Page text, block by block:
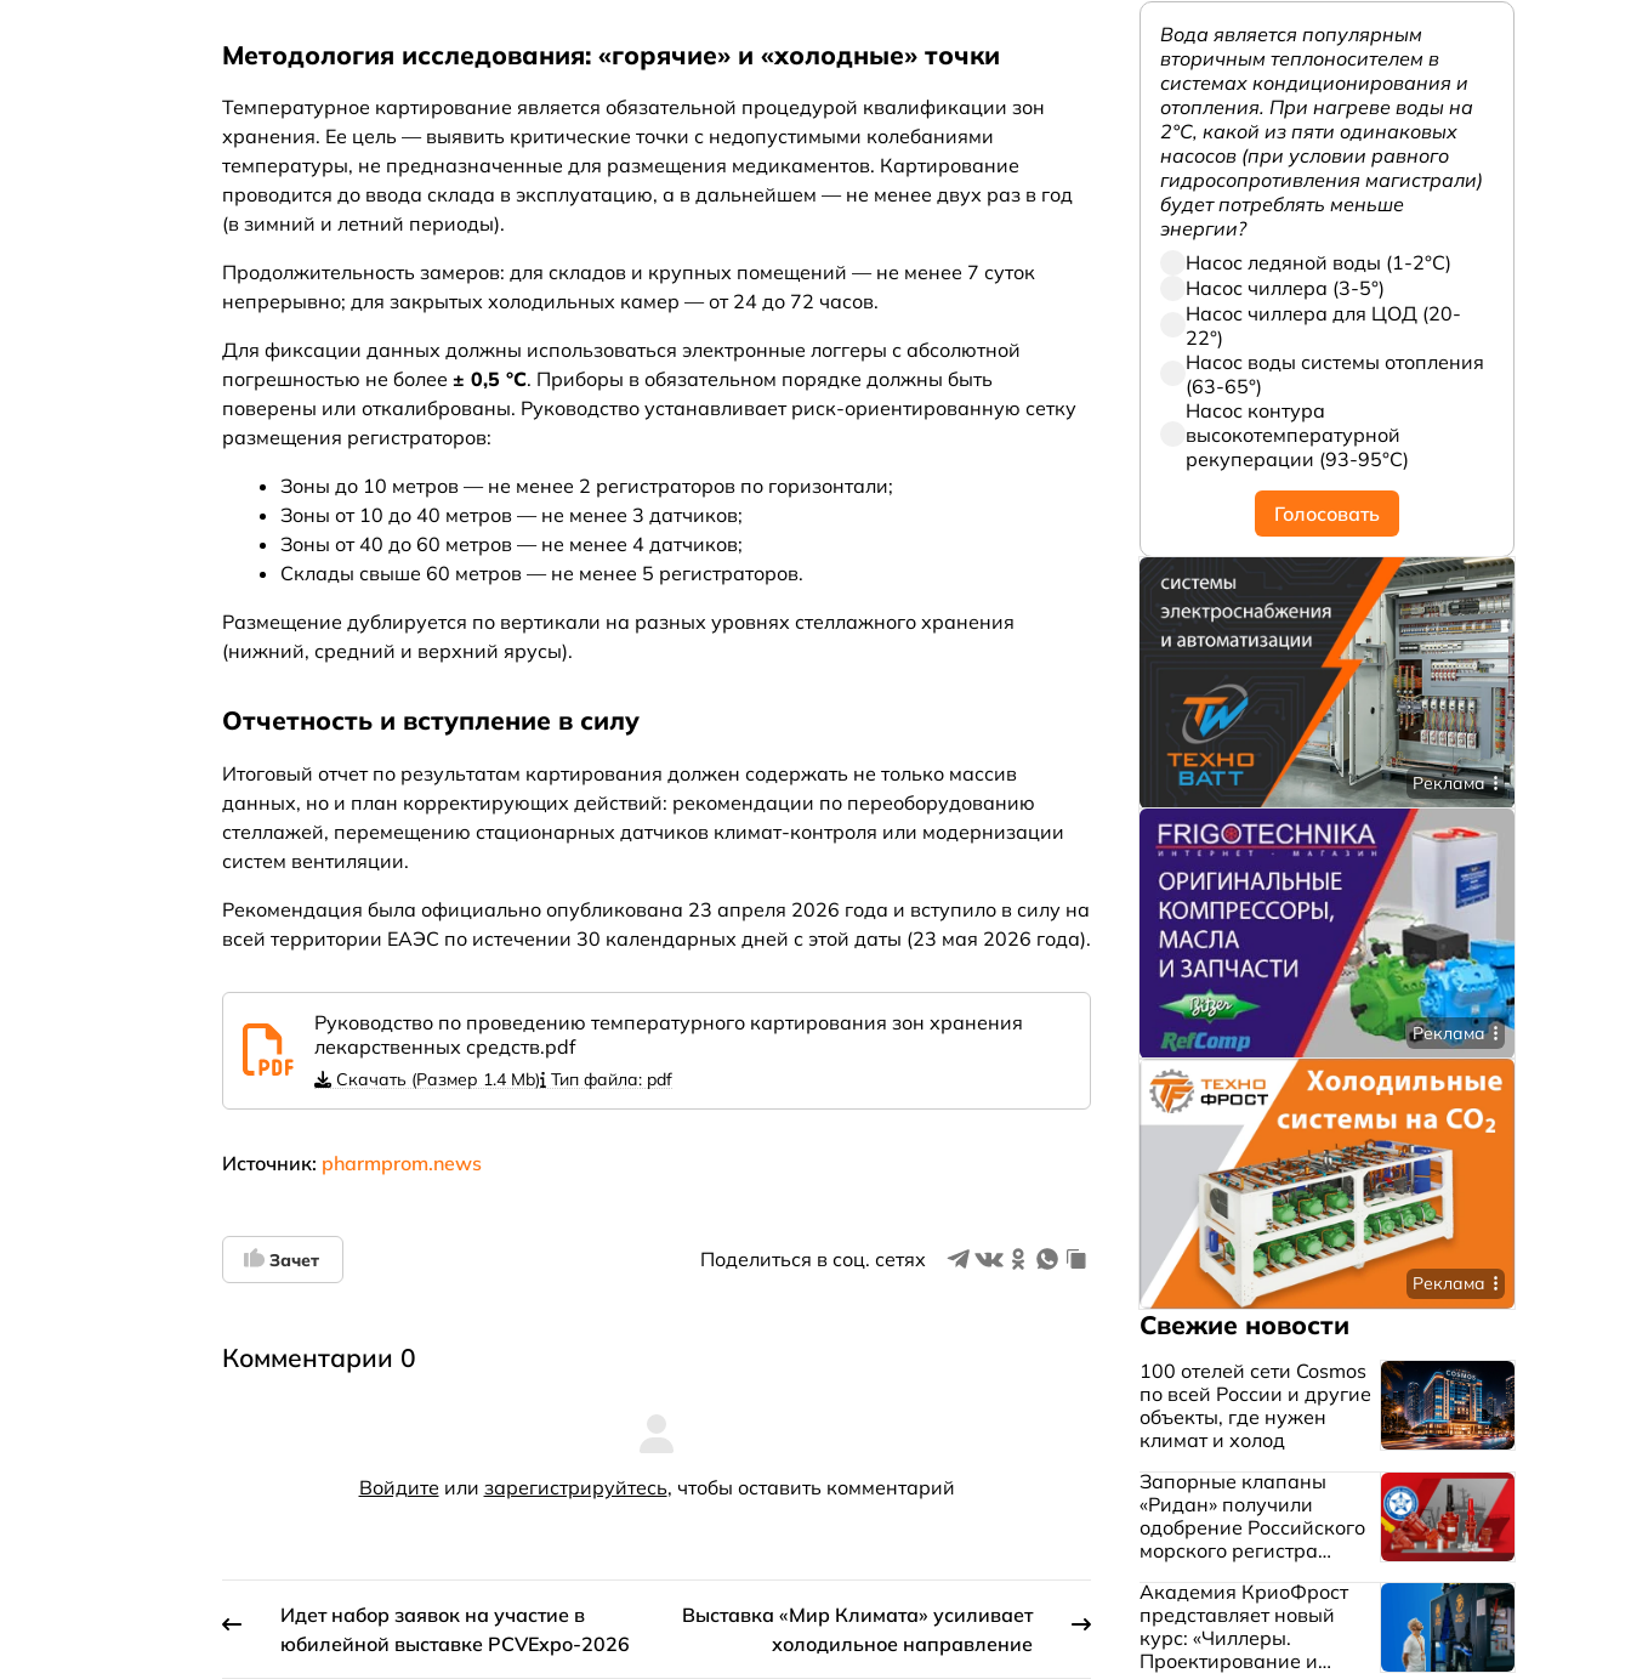
Методология исследования: «горячие» и «холодные» точки
Температурное картирование является обязательной процедурой квалификации зон
хранения. Ее цель — выявить критические точки с недопустимыми колебаниями
температуры, не предназначенные для размещения медикаментов. Картирование
проводится до ввода склада в эксплуатацию, а в дальнейшем — не менее двух раз в год
(в зимний и летний периоды).
Продолжительность замеров: для складов и крупных помещений — не менее 7 суток
непрерывно; для закрытых холодильных камер — от 24 до 72 часов.
Для фиксации данных должны использоваться электронные логгеры с абсолютной
погрешностью не более ± 0,5 °C. Приборы в обязательном порядке должны быть
поверены или откалиброваны. Руководство устанавливает риск-ориентированную сетку
размещения регистраторов:
Зоны до 10 метров — не менее 2 регистраторов по горизонтали;
Зоны от 10 до 40 метров — не менее 3 датчиков;
Зоны от 40 до 60 метров — не менее 4 датчиков;
Склады свыше 60 метров — не менее 5 регистраторов.
Размещение дублируется по вертикали на разных уровнях стеллажного хранения
(нижний, средний и верхний ярусы).
Отчетность и вступление в силу
Итоговый отчет по результатам картирования должен содержать не только массив
данных, но и план корректирующих действий: рекомендации по переоборудованию
стеллажей, перемещению стационарных датчиков климат-контроля или модернизации
систем вентиляции.
Рекомендация была официально опубликована 23 апреля 2026 года и вступило в силу на
всей территории ЕАЭС по истечении 30 календарных дней с этой даты (23 мая 2026 года).
Руководство по проведению температурного картирования зон хранения
лекарственных средств.pdf
Скачать (Размер 1.4 Mb) Тип файла: pdf
Источник: pharmprom.news
Зачет Поделиться в соц. сетях
Комментарии 0
Войдите или зарегистрируйтесь, чтобы оставить комментарий
Идет набор заявок на участие в
юбилейной выставке PCVExpo-2026
Выставка «Мир Климата» усиливает
холодильное направление
Вода является популярным
вторичным теплоносителем в
системах кондиционирования и
отопления. При нагреве воды на
2°С, какой из пяти одинаковых
насосов (при условии равного
гидросопротивления магистрали)
будет потреблять меньше
энергии?
Насос ледяной воды (1-2°С)
Насос чиллера (3-5°)
Насос чиллера для ЦОД (20-
22°)
Насос воды системы отопления
(63-65°)
Насос контура
высокотемпературной
рекуперации (93-95°С)
Голосовать
Реклама
Реклама
Реклама
Свежие новости
100 отелей сети Cosmos
по всей России и другие
объекты, где нужен
климат и холод
Запорные клапаны
«Ридан» получили
одобрение Российского
морского регистра
Академия КриоФрост
представляет новый
курс: «Чиллеры.
Проектирование и